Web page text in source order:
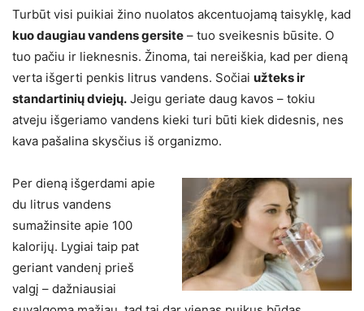
Turbūt visi puikiai žino nuolatos akcentuojamą taisyklę, kad
kuo daugiau vandens gersite – tuo sveikesnis būsite. O
tuo pačiu ir lieknesnis. Žinoma, tai nereiškia, kad per dieną
verta išgerti penkis litrus vandens. Sočiai užteks ir
standartinių dviejų. Jeigu geriate daug kavos – tokiu
atveju išgeriamo vandens kieki turi būti kiek didesnis, nes
kava pašalina skysčius iš organizmo.
Per dieną išgerdami apie
du litrus vandens
sumažinsite apie 100
kalorijų. Lygiai taip pat
geriant vandenį prieš
valgį – dažniausiai